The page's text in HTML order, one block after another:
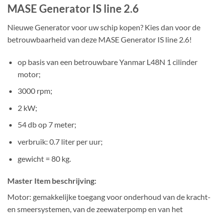
MASE Generator IS line 2.6
Nieuwe Generator voor uw schip kopen? Kies dan voor de
betrouwbaarheid van deze MASE Generator IS line 2.6!
op basis van een betrouwbare Yanmar L48N 1 cilinder
motor;
3000 rpm;
2 kW;
54 db op 7 meter;
verbruik: 0.7 liter per uur;
gewicht = 80 kg.
Master Item beschrijving:
Motor: gemakkelijke toegang voor onderhoud van de kracht-
en smeersystemen, van de zeewaterpomp en van het